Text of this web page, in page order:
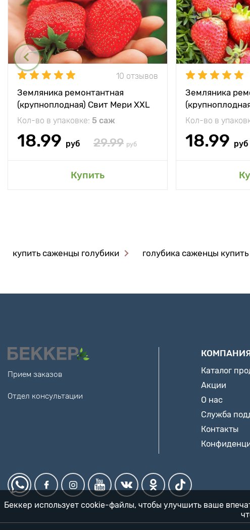
10 отзывов
Земляника ремонтантная
(крупноплодная) Свит Мери XXL
Кол-во в упаковке: 5 саж
18.99 руб 29.99 руб
Купить
Земляника
Кол-во в
18.99 руб
купить саженцы голубики голубика саженцы
Прием заказов
Отдел консультации
Каталог
Акции
О нас
Служба
Контакты
Беккер использует cookie-файлы, чтобы улучшить ваше